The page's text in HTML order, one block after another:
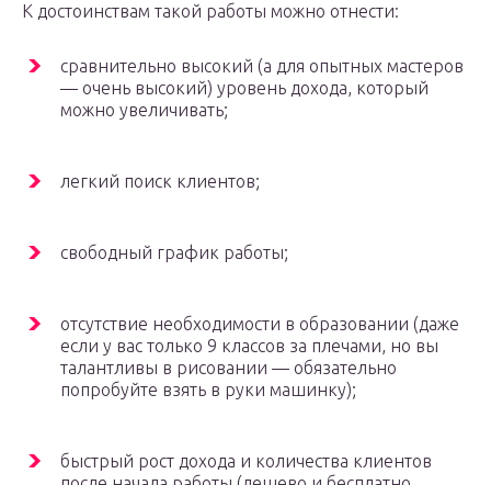
К достоинствам такой работы можно отнести:
сравнительно высокий (а для опытных мастеров
— очень высокий) уровень дохода, который
можно увеличивать;
легкий поиск клиентов;
свободный график работы;
отсутствие необходимости в образовании (даже
если у вас только 9 классов за плечами, но вы
талантливы в рисовании — обязательно
попробуйте взять в руки машинку);
быстрый рост дохода и количества клиентов